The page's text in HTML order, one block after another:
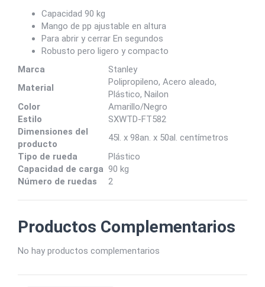
Capacidad 90 kg
Mango de pp ajustable en altura
Para abrir y cerrar En segundos
Robusto pero ligero y compacto
Marca
Stanley
Material
Polipropileno, Acero aleado,
Plástico, Nailon
Color
Amarillo/Negro
Estilo
SXWTD-FT582
Dimensiones del
producto
45l. x 98an. x 50al. centímetros
Tipo de rueda
Plástico
Capacidad de carga 90 kg
Número de ruedas
2
Productos Complementarios
No hay productos complementarios